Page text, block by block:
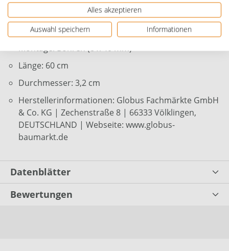
max. Tragkraft: 120 kg
Montage: Bohren (8 x 40 mm)
Länge: 60 cm
Durchmesser: 3,2 cm
Herstellerinformationen: Globus Fachmärkte GmbH
& Co. KG | Zechenstraße 8 | 66333 Völklingen,
DEUTSCHLAND | Webseite: www.globus-
baumarkt.de
Datenblätter
Bewertungen
Alles akzeptieren
Auswahl speichern
Informationen